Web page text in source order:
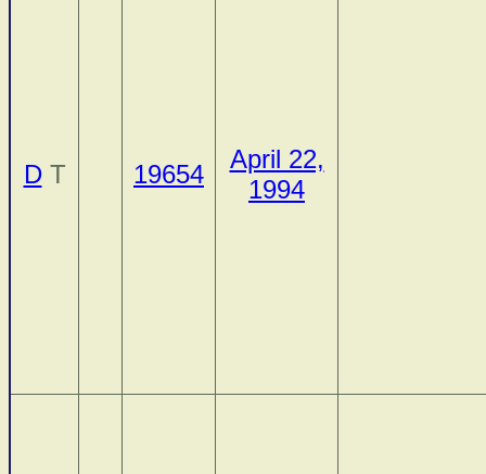
DT 19654
April 22,
1994